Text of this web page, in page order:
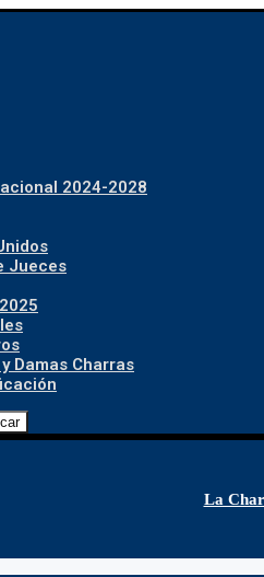
2024-2028
Jueces
Damas Charras
La